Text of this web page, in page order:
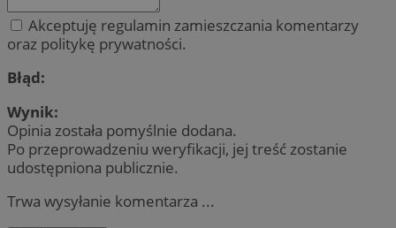
Akceptuję regulamin zamieszczania komentarzy
oraz politykę prywatności.
Błąd:
Wynik:
Opinia została pomyślnie dodana.
Po przeprowadzeniu weryfikacji, jej treść zostanie
udostępniona publicznie.
Trwa wysyłanie komentarza ...